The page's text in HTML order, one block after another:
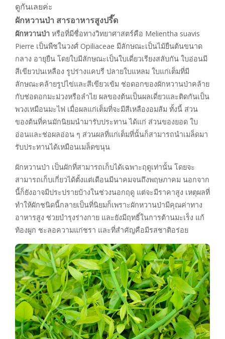
ดูกันเลยค่ะ
ผักหวานป่า สารอาหารสูงปรี๊ด
ผักหวานป่า หรือที่มีชื่อทางวิทยาศาสตร์คือ Melientha suavis
Pierre เป็นพืชในวงศ์ Opiliaceae มีลักษณะเป็นไม้ยืนต้นขนาด
กลาง อายุยืน โดยใบมีลักษณะเป็นใบเดี่ยวเรียงสลับกัน ใบอ่อนมี
สีเขียวปนเหลือง รูปร่างแคบรี ปลายใบแหลม ใบแก่เต็มที่มี
ลักษณะคล้ายรูปไข่และสีเขียวเข้ม ช่อดอกของผักหวานป่าคล้าย
กับช่อดอกมะม่วงหรือลำไย ผลของต้นเป็นผลเดี่ยวและติดกันเป็น
พวงเหมือนมะไฟ เมื่อผลแก่เต็มที่จะมีสีเหลืองอมส้ม ทั้งนี้ ส่วน
ของต้นที่คนมักนิยมนำมารับประทาน ได้แก่ ส่วนของยอด ใบ
อ่อนและช่อผลอ่อน ๆ ส่วนผลที่แก่เต็มที่นั้นก็สามารถนำเมล็ดมา
รับประทานได้เหมือนเมล็ดขนุน
ผักหวานป่า เป็นผักที่สามารถเก็บได้เฉพาะฤดูเท่านั้น โดยจะ
สามารถเก็บเกี่ยวได้ตั้งแต่เดือนมีนาคมจนถึงพฤษภาคม นอกจาก
นี้ก็ยังอาจมีประปรายบ้างในช่วงนอกฤดู แต่จะมีราคาสูง เหตุผลที่
ทำให้ผักชนิดนี้กลายเป็นที่นิยมก็เพราะผักหวานป่ามีคุณค่าทาง
อาหารสูง ช่วยบำรุงร่างกาย และยังมีฤทธิ์ในการต้านมะเร็ง แก้
ท้องผูก ชะลอความแก่ชรา และที่สำคัญคือมีรสชาติอร่อย